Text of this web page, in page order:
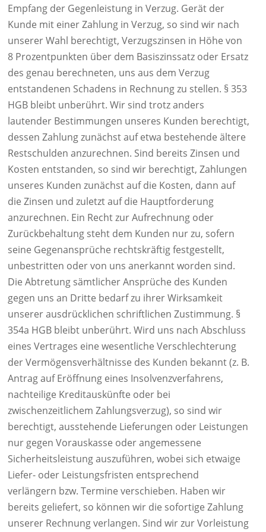
Empfang der Gegenleistung in Verzug. Gerät der
Kunde mit einer Zahlung in Verzug, so sind wir nach
unserer Wahl berechtigt, Verzugszinsen in Höhe von
8 Prozentpunkten über dem Basiszinssatz oder Ersatz
des genau berechneten, uns aus dem Verzug
entstandenen Schadens in Rechnung zu stellen. § 353
HGB bleibt unberührt. Wir sind trotz anders
lautender Bestimmungen unseres Kunden berechtigt,
dessen Zahlung zunächst auf etwa bestehende ältere
Restschulden anzurechnen. Sind bereits Zinsen und
Kosten entstanden, so sind wir berechtigt, Zahlungen
unseres Kunden zunächst auf die Kosten, dann auf
die Zinsen und zuletzt auf die Hauptforderung
anzurechnen. Ein Recht zur Aufrechnung oder
Zurückbehaltung steht dem Kunden nur zu, sofern
seine Gegenansprüche rechtskräftig festgestellt,
unbestritten oder von uns anerkannt worden sind.
Die Abtretung sämtlicher Ansprüche des Kunden
gegen uns an Dritte bedarf zu ihrer Wirksamkeit
unserer ausdrücklichen schriftlichen Zustimmung. §
354a HGB bleibt unberührt. Wird uns nach Abschluss
eines Vertrages eine wesentliche Verschlechterung
der Vermögensverhältnisse des Kunden bekannt (z. B.
Antrag auf Eröffnung eines Insolvenzverfahrens,
nachteilige Kreditauskünfte oder bei
zwischenzeitlichem Zahlungsverzug), so sind wir
berechtigt, ausstehende Lieferungen oder Leistungen
nur gegen Vorauskasse oder angemessene
Sicherheitsleistung auszuführen, wobei sich etwaige
Liefer- oder Leistungsfristen entsprechend
verlängern bzw. Termine verschieben. Haben wir
bereits geliefert, so können wir die sofortige Zahlung
unserer Rechnung verlangen. Sind wir zur Vorleistung